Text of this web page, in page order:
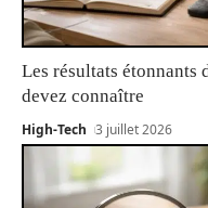
Les résultats étonnants
devez connaître
High-Tech 3 juillet 2026